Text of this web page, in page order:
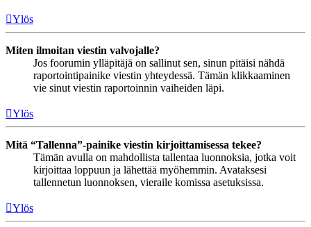
Ylös
Miten ilmoitan viestin valvojalle?
Jos foorumin ylläpitäjä on sallinut sen, sinun pitäisi nähdä
raportointipainike viestin yhteydessä. Tämän klikkaaminen
vie sinut viestin raportoinnin vaiheiden läpi.
Ylös
Mitä “Tallenna”-painike viestin kirjoittamisessa tekee?
Tämän avulla on mahdollista tallentaa luonnoksia, jotka voit
kirjoittaa loppuun ja lähettää myöhemmin. Avataksesi
tallennetun luonnoksen, vieraile komissa asetuksissa.
Ylös